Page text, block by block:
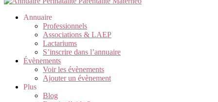
Annuaire
Professionnels
Associations & LAEP
Lactariums
S’inscrire dans l’annuaire
Évènements
Voir les évènements
Ajouter un évènement
Plus
Blog